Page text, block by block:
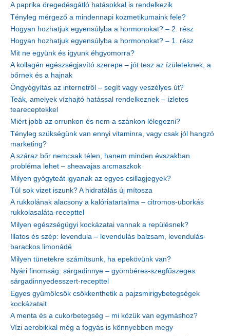
A paprika öregedésgátló hatásokkal is rendelkezik
Tényleg mérgező a mindennapi kozmetikumaink fele?
Hogyan hozhatjuk egyensúlyba a hormonokat? – 2. rész
Hogyan hozhatjuk egyensúlyba a hormonokat? – 1. rész
Mit ne együnk és igyunk éhgyomorra?
A kollagén egészségjavító szerepe – jót tesz az ízületeknek, a
bőrnek és a hajnak
Öngyógyítás az internetről – segít vagy veszélyes út?
Teák, amelyek vízhajtó hatással rendelkeznek – ízletes
teareceptekkel
Miért jobb az orrunkon és nem a szánkon lélegezni?
Tényleg szükségünk van ennyi vitaminra, vagy csak jól hangzó
marketing?
A száraz bőr nemcsak télen, hanem minden évszakban
probléma lehet – sheavajas arcmaszkok
Milyen gyógyteát igyanak az egyes csillagjegyek?
Túl sok vizet iszunk? A hidratálás új mítosza
A rukkolának alacsony a kalóriatartalma – citromos-uborkás
rukkolasaláta-recepttel
Milyen egészségügyi kockázatai vannak a repülésnek?
Illatos és szép: levendula – levendulás balzsam, levendulás-
barackos limonádé
Milyen tünetekre számítsunk, ha epekövünk van?
Nyári finomság: sárgadinnye – gyömbéres-szegfűszeges
sárgadinnyedesszert-recepttel
Egyes gyümölcsök csökkenthetik a pajzsmirigybetegségek
kockázatait
A menta és a cukorbetegség – mi közük van egymáshoz?
Vízi aerobikkal még a fogyás is könnyebben megy